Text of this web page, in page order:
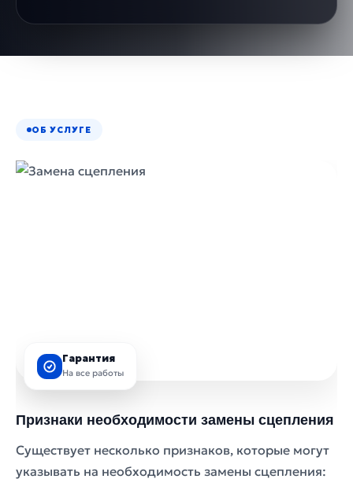
ОБ УСЛУГЕ
Гарантия
На все работы
Признаки необходимости замены сцепления
Существует несколько признаков, которые могут
указывать на необходимость замены сцепления: